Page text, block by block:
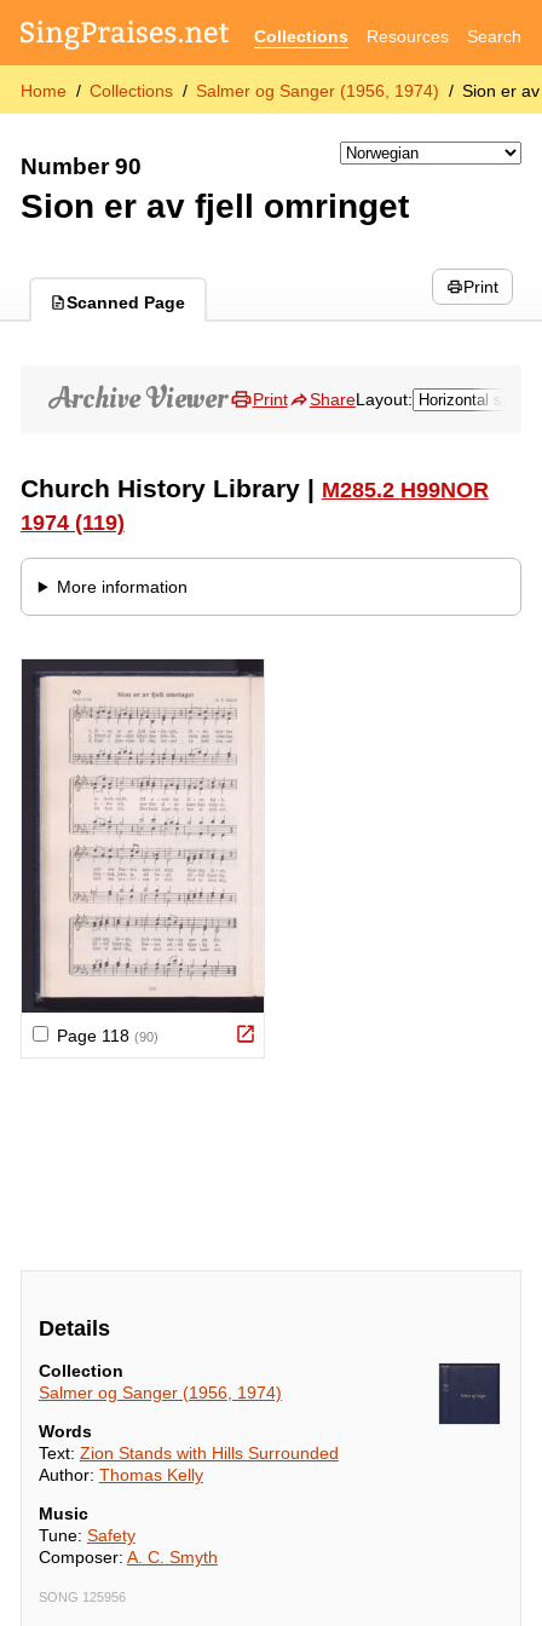
Collections Resources Search
Home Collections Salmer og Sanger (1956, 1974) Sion er
Number 90
Sion er av fjell omringet
Scanned Page
Print
Details
Collection
Salmer og Sanger (1956, 1974)
Words
Text: Zion Stands with Hills Surrounded
Author: Thomas Kelly
Music
Tune: Safety
Composer: A. C. Smyth
SONG 125956